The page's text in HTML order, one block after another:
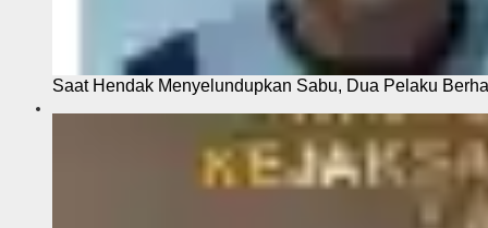
Saat Hendak Menyelundupkan Sabu, Dua Pelaku